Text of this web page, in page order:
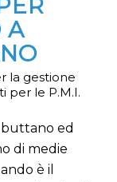
A
la gestione
per le P.M.I.
ed
di medie
è il